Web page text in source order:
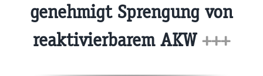
genehmigt Sprengung von
reaktivierbarem AKW+++